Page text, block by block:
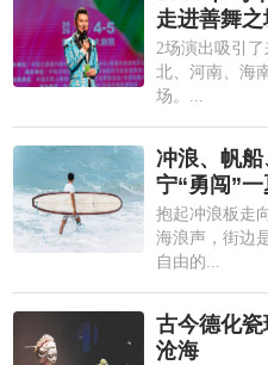
走进善舞
2场演出吸引
北、河南、海
场。...
冲浪、帆
宁“勇闯”一
抱起冲浪板走
海浪声，街边
自由的...
古今德化
沧海